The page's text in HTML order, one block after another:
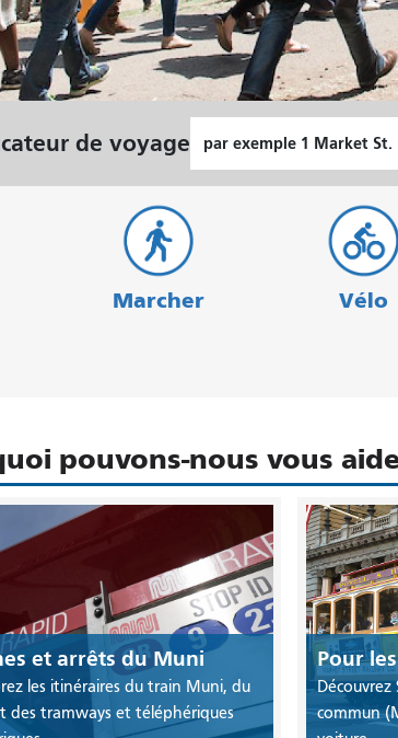
de voyage de
départ
Marcher Vélo
pouvons-nous vous
et arrêts du Muni
les itinéraires du train Muni, du
des tramways et téléphériques
Pour
Découvrez
commun